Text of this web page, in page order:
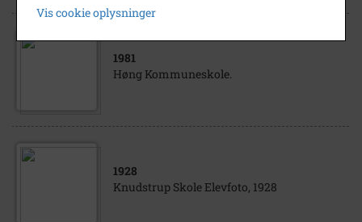
1981
Høng Kommuneskole.
1928
Knudstrup Skole Elevfoto, 1928
Vis cookie oplysninger